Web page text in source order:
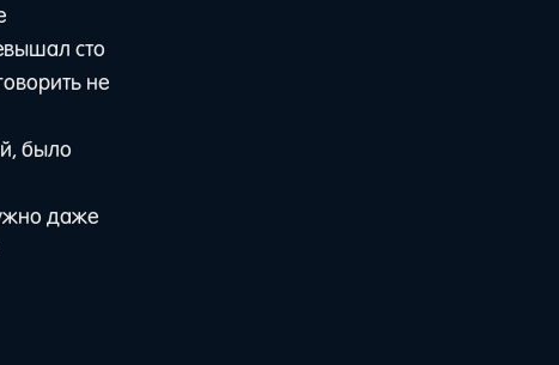
сто
не
было
даже